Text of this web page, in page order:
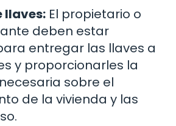
llaves: El propietario o
deben estar
entregar las llaves a
y proporcionarles la
sobre el
de la vivienda y las